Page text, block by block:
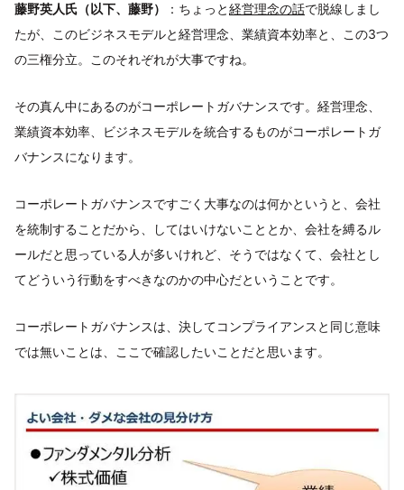
藤野英人氏（以下、藤野） ：ちょっと経営理念の話で脱線しまし
たが、このビジネスモデルと経営理念、業績資本効率と、この3つ
の三権分立。このそれぞれが大事ですね。
その真ん中にあるのがコーポレートガバナンスです。経営理念、
業績資本効率、ビジネスモデルを統合するものがコーポレートガ
バナンスになります。
コーポレートガバナンスですごく大事なのは何かというと、会社
を統制することだから、してはいけないこととか、会社を縛るル
ールだと思っている人が多いけれど、そうではなくて、会社とし
てどういう行動をすべきなのかの中心だということです。
コーポレートガバナンスは、決してコンプライアンスと同じ意味
では無いことは、ここで確認したいことだと思います。